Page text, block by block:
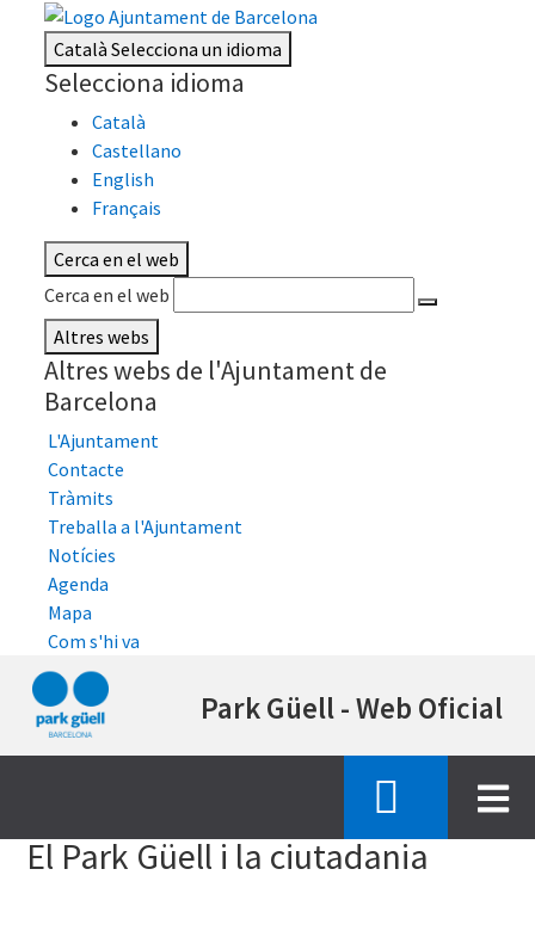
CatalàSelecciona un idioma
Selecciona idioma
Català
Castellano
English
Français
Cerca en el web
Cerca en el web
Altres webs
Altres webs de l'Ajuntament de
Barcelona
L'Ajuntament
Contacte
Tràmits
Treballa a l'Ajuntament
Notícies
Agenda
Mapa
Com s'hi va
al
Park Güell - Web Oficial
El Park Güell i la ciutadania